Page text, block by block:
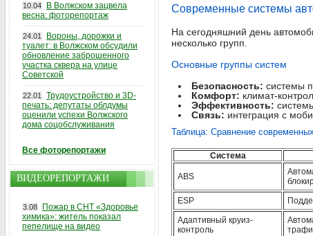
Современные системы
На сегодняшний день
несколько групп.
Основные группы систем
Безопасность: системы
Комфорт: климат-
Эффективность:
Связь: интеграция с
Таблица: Сравнение
Система
ABS
ESP
Адаптивный круиз-
контроль
10.04
В Волжском зацвела
весна: фоторепортаж
24.01
Вороны, дорожки и
туалет: в Волжском обсудили
обновление заброшенного
участка сквера на улице
Советской
22.01
Трудоустройство и 3D-
печать: депутаты облдумы
оценили успехи Волжского
дома соцобслуживания
Все фоторепортажи
ВИДЕОРЕПОРТАЖИ
3.08
Пожар в СНТ «Здоровье
химика»: житель показал
пепелище на видео